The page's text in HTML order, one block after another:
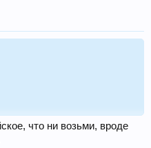
что ни возьми, вроде